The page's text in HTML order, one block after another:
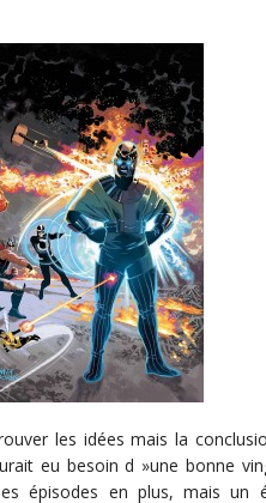
les idées mais la
eu besoin d »une bonne
épisodes en plus, mais un